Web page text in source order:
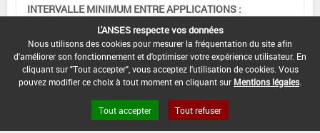
INTERVALLE MINIMUM ENTRE APPLICATIONS :
DISTANCE DE SÉCURITÉ RIVERAIN ET PERSONNES
PRÉSENTES :
Se référer à la catégorie « RIVERAINS » dans la
En l'absence de distance de sécurité riverains fixée
dans l'AMM, l'arrêté du 4 mai 2017 relatif à la mise sur
L'ANSES respecte vos données
Nous utilisons des cookies pour mesurer la fréquentation du site afin
d'améliorer son fonctionnement et d'optimiser votre expérience utilisateur. En
cliquant sur "Tout accepter", vous acceptez l'utilisation de cookies. Vous
pouvez modifier ce choix à tout moment en cliquant sur Mentions légales
Tout accepter Tout refuser